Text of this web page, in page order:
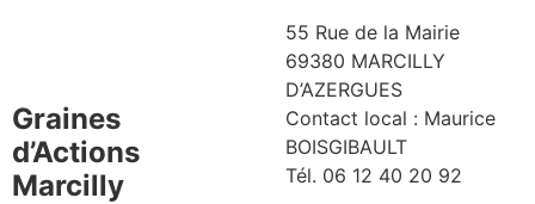
Graines
d’Actions
Marcilly
55 Rue de la Mairie
69380 MARCILLY
D’AZERGUES
Contact local : Maurice
BOISGIBAULT
Tél. 06 12 40 20 92